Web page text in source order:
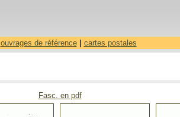
ouvrages de référence| cartes postales
Fasc. en pdf